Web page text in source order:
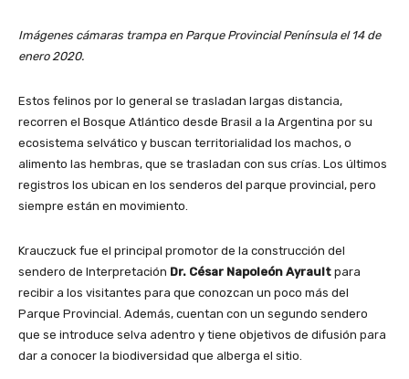
Imágenes cámaras trampa en Parque Provincial Península el 14 de
enero 2020.
Estos felinos por lo general se trasladan largas distancia,
recorren el Bosque Atlántico desde Brasil a la Argentina por su
ecosistema selvático y buscan territorialidad los machos, o
alimento las hembras, que se trasladan con sus crías. Los últimos
registros los ubican en los senderos del parque provincial, pero
siempre están en movimiento.
Krauczuck fue el principal promotor de la construcción del
sendero de Interpretación Dr. César Napoleón Ayrault para
recibir a los visitantes para que conozcan un poco más del
Parque Provincial. Además, cuentan con un segundo sendero
que se introduce selva adentro y tiene objetivos de difusión para
dar a conocer la biodiversidad que alberga el sitio.